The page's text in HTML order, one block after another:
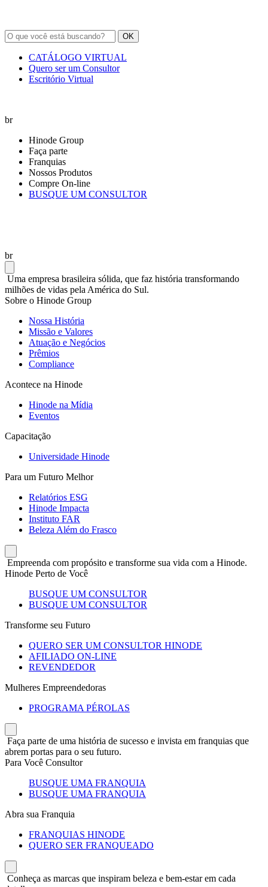
OK
CATÁLOGO VIRTUAL
Quero ser um Consultor
Escritório Virtual
br
Hinode Group
Faça parte
Franquias
Nossos Produtos
Compre On-line
BUSQUE UM CONSULTOR
br
Uma empresa brasileira sólida, que faz história transformando
milhões de vidas pela América do Sul.
Sobre o Hinode Group
Nossa História
Missão e Valores
Atuação e Negócios
Prêmios
Compliance
Acontece na Hinode
Hinode na Mídia
Eventos
Capacitação
Universidade Hinode
Para um Futuro Melhor
Relatórios ESG
Hinode Impacta
Instituto FAR
Beleza Além do Frasco
Empreenda com propósito e transforme sua vida com a Hinode.
Hinode Perto de Você
BUSQUE UM CONSULTOR
BUSQUE UM CONSULTOR
Transforme seu Futuro
QUERO SER UM CONSULTOR HINODE
AFILIADO ON-LINE
REVENDEDOR
Mulheres Empreendedoras
PROGRAMA PÉROLAS
Faça parte de uma história de sucesso e invista em franquias que
abrem portas para o seu futuro.
Para Você Consultor
BUSQUE UMA FRANQUIA
BUSQUE UMA FRANQUIA
Abra sua Franquia
FRANQUIAS HINODE
QUERO SER FRANQUEADO
Conheça as marcas que inspiram beleza e bem-estar em cada